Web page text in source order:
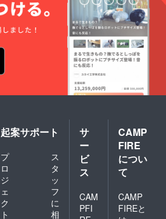
起案サポート
プ
ロ
ジ
ェ
ク
ト
ス
タ
ッ
フ
に
相
サ
ー
ビ
ス
CAM
PFI
CAMP
FIRE
につい
て
CAMP
FIREと